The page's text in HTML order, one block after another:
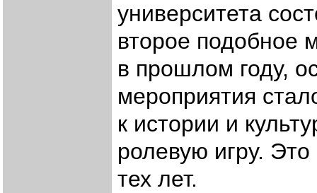
университета
второе подобное
в прошлом году,
мероприятия
к истории и
ролевую игру.
тех лет.